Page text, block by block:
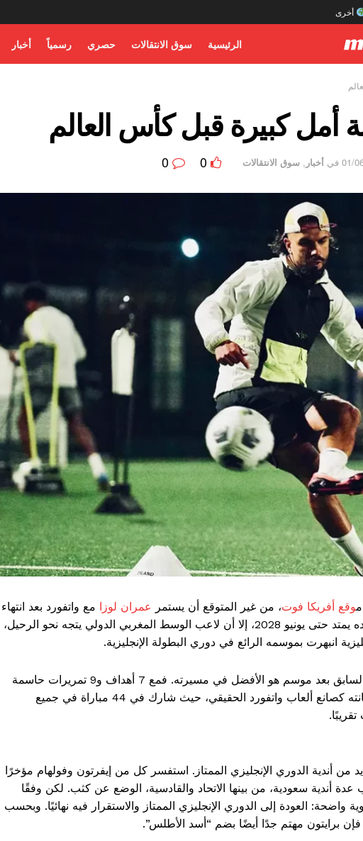
أخرى
الرئيسية سوق الانتقالات حصري رسمياً أخبار
أمل كبيرة قبل كأس العالم
01/ في أخبار , سوق الانتقالات 0
وقع أفريكا فوت، من غير المتوقع أن يستمر عمران لوزا مع واتفورد بعد انتهاء
فترة الانتقالات الصيفية. فرغم أن عقده يمتد حتى يونيو 2028، إلا أن لاعب الوسط المغربي الدولي يتجه نحو الرحيل،
انبهرت بموسمه الرائع في دوري البطولة الإنجليزية.
في سن الـ27، يأتي لاعب نادي نانت السابق بعد موسم هو الأفضل في مسيرته. فمع 7 أهداف و9 تمريرات حاسمة
في 42 مباراة بالدوري، رسخ لوزا مكانته كصانع ألعاب واتفورد الحقيقي، حيث شارك في 44 مباراة في جميع
من أندية الدوري الإنجليزي الممتاز. استفسر كل من إيفرتون وفولهام مؤخرًا
أندية سعودية، من بينها الاتحاد والقادسية، الوضع عن كثب. لكن وفقًا
واضحة: العودة إلى الدوري الإنجليزي الممتاز والاستقرار فيه نهائيًا. وبحسب
برايتون مهتم جدًا أيضًا بضم “أسد الأطلس”.